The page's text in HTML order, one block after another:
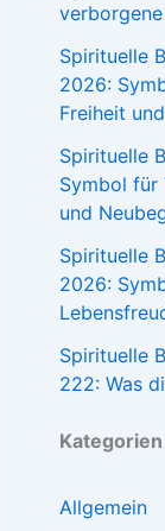
Spirituelle
2026:
Freiheit
Spirituelle
Symbol für
und
Spirituelle
2026:
Spirituelle
222: Was
Kategorien
Allgemein